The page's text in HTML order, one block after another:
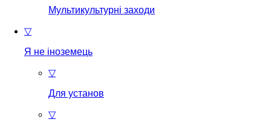
Мультикультурні заходи
▽
Я не іноземець
▽
Для установ
▽